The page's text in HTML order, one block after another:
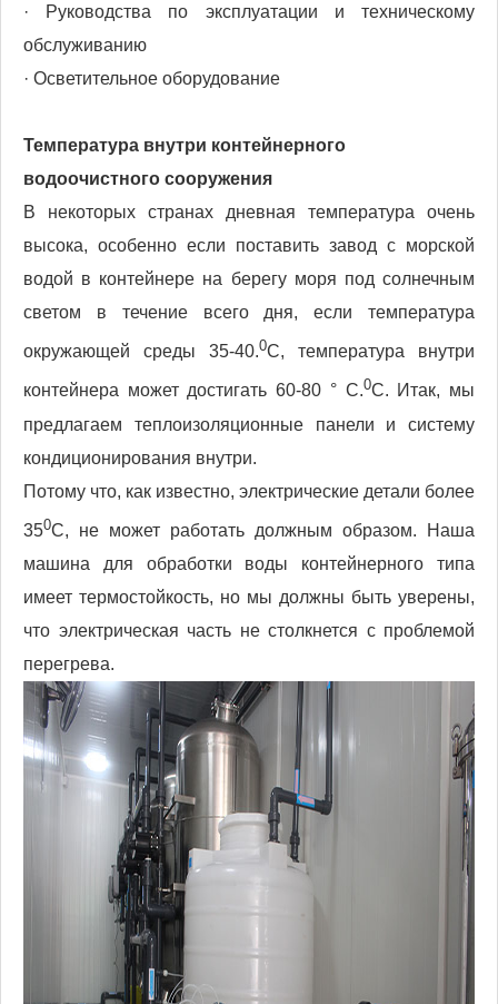
· Руководства по эксплуатации и техническому
обслуживанию
· Осветительное оборудование
Температура внутри контейнерного
водоочистного сооружения
В некоторых странах дневная температура очень
высока, особенно если поставить завод с морской
водой в контейнере на берегу моря под солнечным
светом в течение всего дня, если температура
окружающей среды 35-40.0C, температура внутри
контейнера может достигать 60-80 ° C.0C. Итак, мы
предлагаем теплоизоляционные панели и систему
кондиционирования внутри.
Потому что, как известно, электрические детали более
350C, не может работать должным образом. Наша
машина для обработки воды контейнерного типа
имеет термостойкость, но мы должны быть уверены,
что электрическая часть не столкнется с проблемой
перегрева.